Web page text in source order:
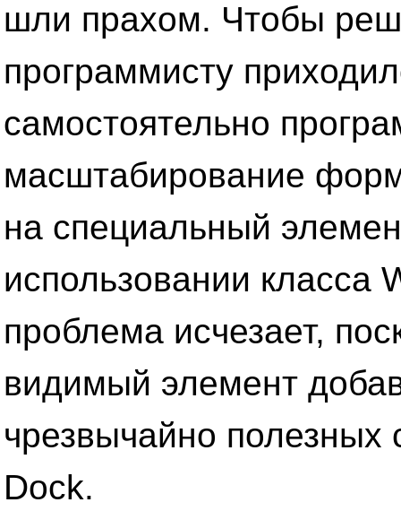
шли прахом. Чтобы
программисту
самостоятельно
масштабирование
на специальный
использовании класса
проблема исчезает,
видимый элемент
чрезвычайно полезных
Dock.